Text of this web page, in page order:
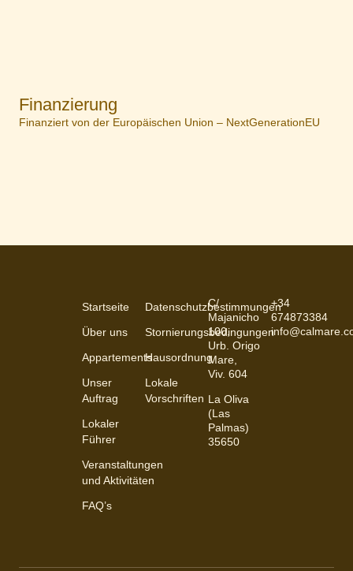
Finanzierung
Finanziert von der Europäischen Union – NextGenerationEU
Startseite
Über uns
Appartements
Unser
Auftrag
Lokaler
Führer
Veranstaltungen
und Aktivitäten
FAQ’s
Datenschutzbestimmungen
Stornierungsbedingungen
Hausordnung
Lokale
Vorschriften
C/
Majanicho
100,
Urb. Origo
Mare,
Viv. 604
La Oliva
(Las
Palmas)
35650
+34
674873384